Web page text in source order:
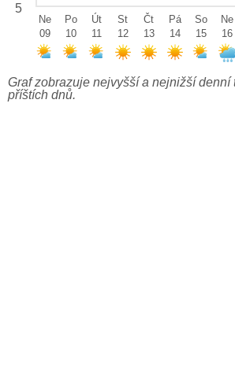
5
Ne
09
Po
10
Út
11
St
12
Čt
13
Pá
14
So
15
Ne
16
Graf zobrazuje nejvyšší a nejnižší denní
příštích dnů.